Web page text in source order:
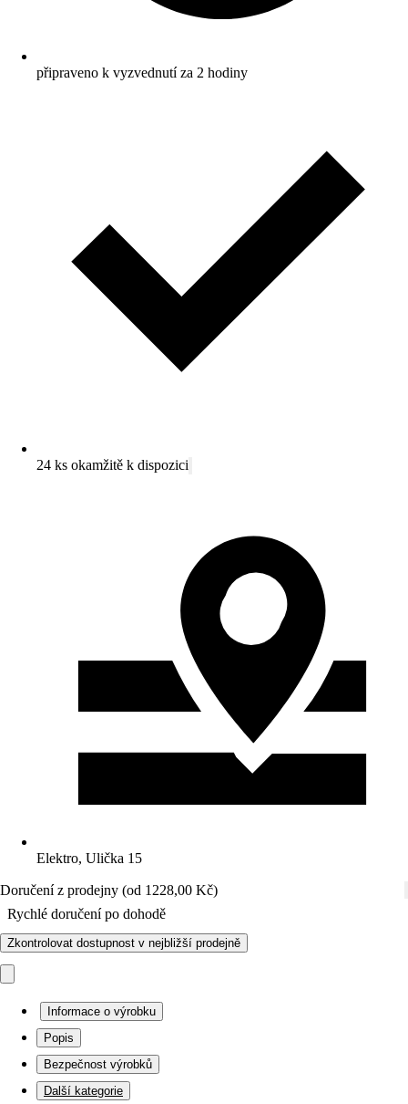
připraveno k vyzvednutí za 2 hodiny
24 ks okamžitě k dispozici
Elektro, Ulička 15
Doručení z prodejny (od 1228,00 Kč)
Rychlé doručení po dohodě
Zkontrolovat dostupnost v nejbližší prodejně
Informace o výrobku
Popis
Bezpečnost výrobků
Další kategorie